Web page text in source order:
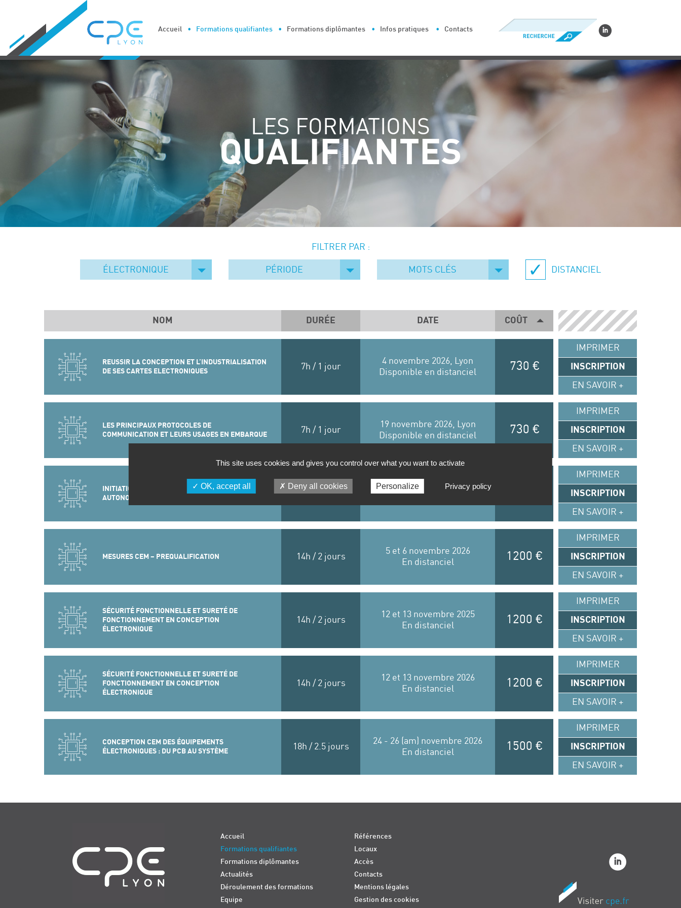
Accueil Formations qualifiantes Formations diplômantes Infos pratiques Contacts
LES FORMATIONS
QUALIFIANTES
FILTRER PAR :
ÉLECTRONIQUE PÉRIODE MOTS CLÉS DISTANCIEL
NOM DURÉE DATE COÛT
REUSSIR LA CONCEPTION ET L’INDUSTRIALISATION
DE SES CARTES ELECTRONIQUES
7h / 1 jour
4 novembre 2026, Lyon
Disponible en distanciel
730 €
IMPRIMER
INSCRIPTION
EN SAVOIR +
LES PRINCIPAUX PROTOCOLES DE
COMMUNICATION ET LEURS USAGES EN EMBARQUE
7h / 1 jour
19 novembre 2026, Lyon
Disponible en distanciel
730 €
IMPRIMER
INSCRIPTION
EN SAVOIR +
INITIATION AUX ALIMENTATIONS DES SYSTÈMES
AUTONOMES
7h / 1 jour
20 novembre 2026, Lyon
IMPRIMER
INSCRIPTION
EN SAVOIR +
MESURES CEM – PREQUALIFICATION 14h / 2 jours
5 et 6 novembre 2026
En distanciel
1200 €
IMPRIMER
INSCRIPTION
EN SAVOIR +
SÉCURITÉ FONCTIONNELLE ET SURETÉ DE
FONCTIONNEMENT EN CONCEPTION
ÉLECTRONIQUE
14h / 2 jours
12 et 13 novembre 2025
En distanciel
1200 €
IMPRIMER
INSCRIPTION
EN SAVOIR +
SÉCURITÉ FONCTIONNELLE ET SURETÉ DE
FONCTIONNEMENT EN CONCEPTION
ÉLECTRONIQUE
14h / 2 jours
12 et 13 novembre 2026
En distanciel
1200 €
IMPRIMER
INSCRIPTION
EN SAVOIR +
CONCEPTION CEM DES ÉQUIPEMENTS
ÉLECTRONIQUES : DU PCB AU SYSTÈME
18h / 2.5 jours
24 - 26 (am) novembre 2026
En distanciel
1500 €
IMPRIMER
INSCRIPTION
EN SAVOIR +
Accueil
Formations qualifiantes
Formations diplômantes
Actualités
Déroulement des formations
Equipe
Références
Locaux
Accès
Contacts
Mentions légales
Gestion des cookies
Cookies management panel
This site uses cookies and gives you control over what you want to activate
OK, accept all Deny all cookies Personalize Privacy policy